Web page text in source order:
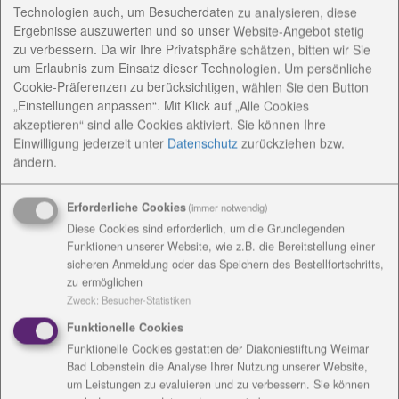
Lobenstein gGmbH und Vorstand des Michaelisstiftes
Gefell begrüßte mehr als 100 Gäste. „Während viele
andere Menschen in die Shoppingcenter strömen,
sind wir zusammen gekommen, um hier zu feiern
und um am ersten Advent ganz bewusst einem
neuen Anfang entgegenzusehen. Ich meine damit das
nahe Weihnachtsfest, aber auch die bevorstehende
Einweihung des sanierten Hauses Michaelistift“, sagte
Dr. Klaus Scholtissek. Das Haus sei fast fertig, im
Frühjahr könnten die 25 Bewohner dort einziehen
und dann in hellen, modernen Räumen leben.
Der Geschäftsführer dankte schon jetzt allen, die
nach langer Planungsphase am Bau und der
Finanzierung mitgearbeitet haben. Genannt wurden
der Landkreis, die Architekten, die Verantwortlichen
im Diakonieverbund, auch Spender und Sponsoren.
„Wir benötigen für solche großen Bauvorhaben
Spendengelder. Und bitten alle Mitbürger, die Arbeit
Technologien auch, um Besucherdaten zu analysieren, diese
Ergebnisse auszuwerten und so unser Website-Angebot stetig
zu verbessern. Da wir Ihre Privatsphäre schätzen, bitten wir Sie
um Erlaubnis zum Einsatz dieser Technologien. Um persönliche
Cookie-Präferenzen zu berücksichtigen, wählen Sie den Button
„Einstellungen anpassen“. Mit Klick auf „Alle Cookies
akzeptieren“ sind alle Cookies aktiviert. Sie können Ihre
Einwilligung jederzeit unter Datenschutz zurückziehen bzw.
ändern.
Erforderliche Cookies(immer notwendig)
Diese Cookies sind erforderlich, um die Grundlegenden
Funktionen unserer Website, wie z.B. die Bereitstellung einer
sicheren Anmeldung oder das Speichern des Bestellfortschritts,
zu ermöglichen
Zweck: Besucher-Statistiken
Funktionelle Cookies
Funktionelle Cookies gestatten der Diakoniestiftung Weimar
Bad Lobenstein die Analyse Ihrer Nutzung unserer Website,
um Leistungen zu evaluieren und zu verbessern. Sie können